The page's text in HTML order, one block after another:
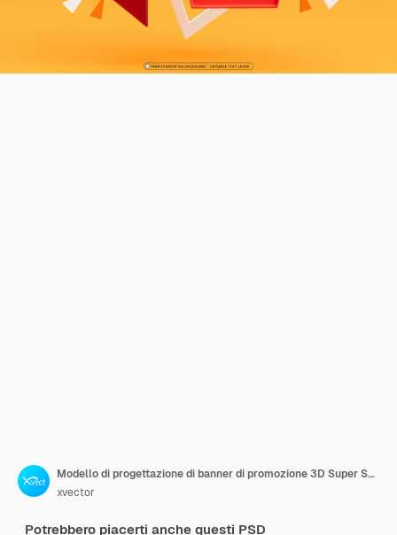
Modello di progettazione di banner di promozione 3D Super Sale
xvector
Potrebbero piacerti anche questi PSD